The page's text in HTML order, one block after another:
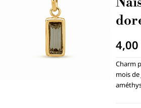
4,00
Charm
mois de